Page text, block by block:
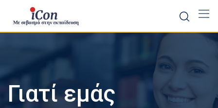
content
Γιατί εμάς